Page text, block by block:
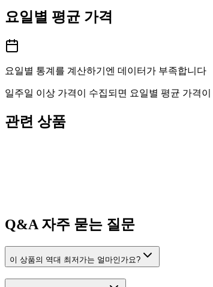
요일별 평균 가격
요일별 통계를 계산하기엔 데이터가 부족합니다
일주일 이상 가격이 수집되면 요일별 평균 가격
관련 상품
Q&A자주 묻는 질문
이 상품의 역대 최저가는 얼마인가요?